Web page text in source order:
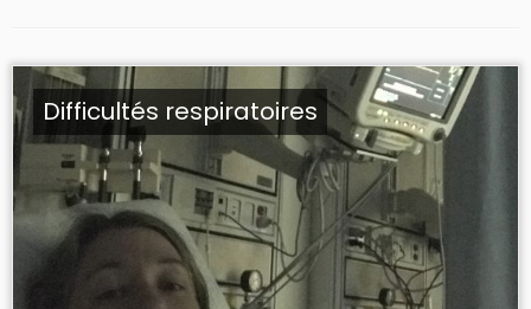
Difficultés respiratoires